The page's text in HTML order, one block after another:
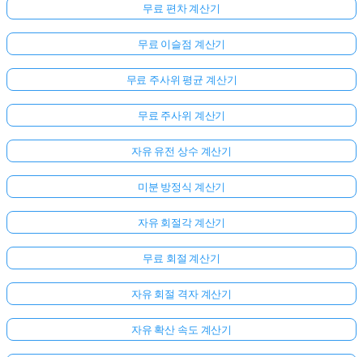
무료 편차 계산기
무료 이슬점 계산기
무료 주사위 평균 계산기
무료 주사위 계산기
자유 유전 상수 계산기
미분 방정식 계산기
자유 회절각 계산기
무료 회절 계산기
자유 회절 격자 계산기
자유 확산 속도 계산기